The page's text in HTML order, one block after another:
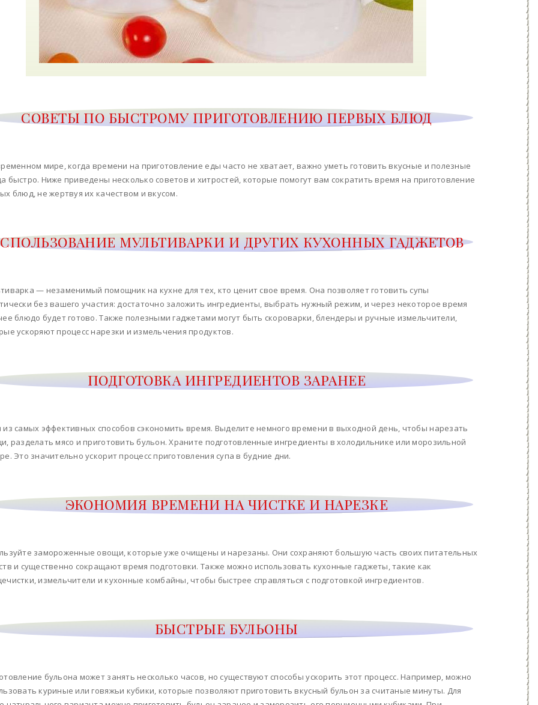
СОВЕТЫ ПО БЫСТРОМУ ПРИГОТОВЛЕНИЮ ПЕРВЫХ БЛЮД
мире, когда времени на приготовление еды часто не хватает, важно уметь готовить вкусные и полезные
быстро. Ниже приведены несколько советов и хитростей, которые помогут вам сократить время на приготовление
блюд, не жертвуя их качеством и вкусом.
МУЛЬТИВАРКИ И ДРУГИХ КУХОННЫХ ГАДЖЕТОВ
— незаменимый помощник на кухне для тех, кто ценит свое время. Она позволяет готовить супы
без вашего участия: достаточно заложить ингредиенты, выбрать нужный режим, и через некоторое время
блюдо будет готово. Также полезными гаджетами могут быть скороварки, блендеры и ручные измельчители,
ускоряют процесс нарезки и измельчения продуктов.
ПОДГОТОВКА ИНГРЕДИЕНТОВ ЗАРАНЕЕ
из самых эффективных способов сэкономить время. Выделите немного времени в выходной день, чтобы нарезать
разделать мясо и приготовить бульон. Храните подготовленные ингредиенты в холодильнике или морозильной
Это значительно ускорит процесс приготовления супа в будние дни.
ЭКОНОМИЯ ВРЕМЕНИ НА ЧИСТКЕ И НАРЕЗКЕ
замороженные овощи, которые уже очищены и нарезаны. Они сохраняют большую часть своих питательных
и существенно сокращают время подготовки. Также можно использовать кухонные гаджеты, такие как
измельчители и кухонные комбайны, чтобы быстрее справляться с подготовкой ингредиентов.
БЫСТРЫЕ БУЛЬОНЫ
бульона может занять несколько часов, но существуют способы ускорить этот процесс. Например, можно
куриные или говяжьи кубики, которые позволяют приготовить вкусный бульон за считаные минуты. Для